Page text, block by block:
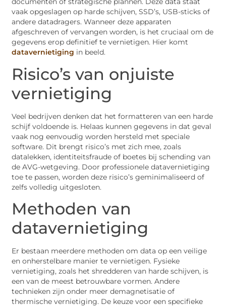
vaak opgeslagen op harde schijven, SSD’s, USB-sticks of
andere datadragers. Wanneer deze apparaten
afgeschreven of vervangen worden, is het cruciaal om de
gegevens erop definitief te vernietigen. Hier komt
datavernietiging in beeld.
Risico’s van onjuiste
vernietiging
Veel bedrijven denken dat het formatteren van een harde
schijf voldoende is. Helaas kunnen gegevens in dat geval
vaak nog eenvoudig worden hersteld met speciale
software. Dit brengt risico’s met zich mee, zoals
datalekken, identiteitsfraude of boetes bij schending van
de AVG-wetgeving. Door professionele datavernietiging
toe te passen, worden deze risico’s geminimaliseerd of
zelfs volledig uitgesloten.
Methoden van
datavernietiging
Er bestaan meerdere methoden om data op een veilige
en onherstelbare manier te vernietigen. Fysieke
vernietiging, zoals het shredderen van harde schijven, is
een van de meest betrouwbare vormen. Andere
technieken zijn onder meer demagnetisatie of
thermische vernietiging. De keuze voor een specifieke